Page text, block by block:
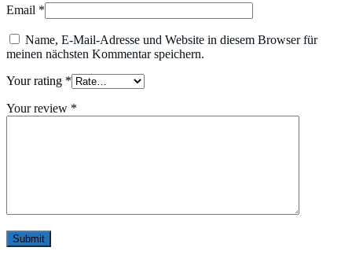
Email *
Name, E-Mail-Adresse und Website in diesem Browser für
meinen nächsten Kommentar speichern.
Your rating *
Your review *